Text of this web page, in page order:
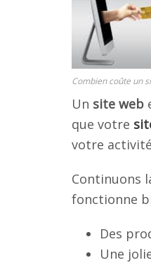
Combien coûte un
Un site web
que votre
votre
Continuons
fonctionne
Des
Une